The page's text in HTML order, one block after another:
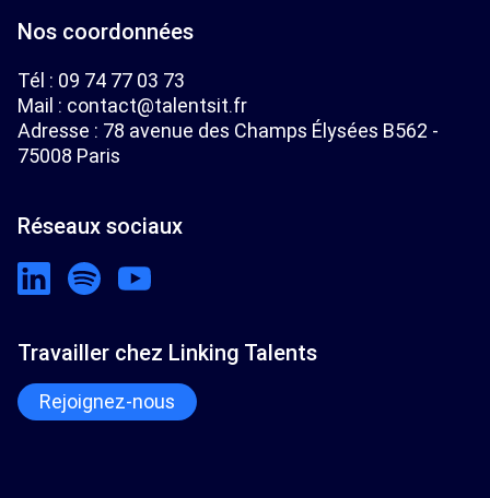
Nos coordonnées
Tél : 09 74 77 03 73
Mail : contact@talentsit.fr
Adresse : 78 avenue des Champs Élysées B562 -
75008 Paris
Réseaux sociaux
Travailler chez Linking Talents
Rejoignez-nous